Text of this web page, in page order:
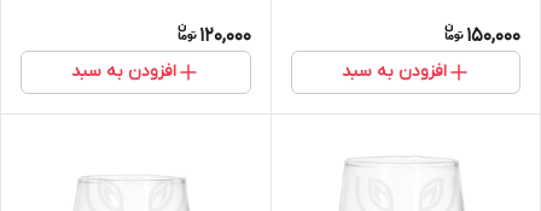
150,000
افزودن به سبد
120,000
افزودن به سبد